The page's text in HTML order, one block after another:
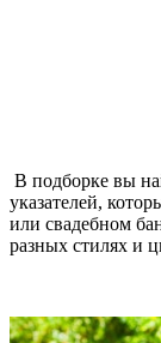
В подборке вы
указателей,
или свадебном
разных стилях и